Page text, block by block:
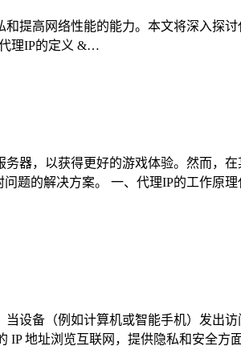
提高网络性能的能力。本文将深入探
理IP的定义 &…
器，以获得更好的游戏体验。然而，
题的解决方案。 一、代理IP的工作原
设备（例如计算机或智能手机）发出
地址浏览互联网，提供隐私和安全方